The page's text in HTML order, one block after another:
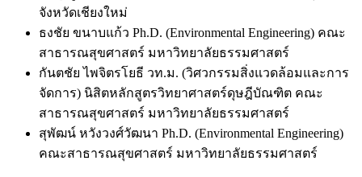
จังหวัดเชียงใหม่
ธงชัย ขนาบแก้ว Ph.D. (Environmental Engineering) คณะ
สาธารณสุขศาสตร์ มหาวิทยาลัยธรรมศาสตร์
กันตชัย ไพจิตรโยธี วท.ม. (วิศวกรรมสิ่งแวดล้อมและการ
จัดการ) นิสิตหลักสูตรวิทยาศาสตร์ดุษฎีบัณฑิต คณะ
สาธารณสุขศาสตร์ มหาวิทยาลัยธรรมศาสตร์
สุพัฒน์ หวังวงศ์วัฒนา Ph.D. (Environmental Engineering)
คณะสาธารณสุขศาสตร์ มหาวิทยาลัยธรรมศาสตร์